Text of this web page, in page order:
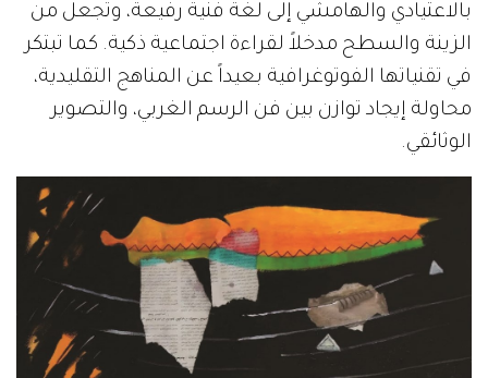
بالاعتيادي والهامشي إلى لغة فنية رفيعة، وتجعل من
الزينة والسطح مدخلاً لقراءة اجتماعية ذكية. كما تبتكر
في تقنياتها الفوتوغرافية بعيداً عن المناهج التقليدية،
محاولة إيجاد توازن بين فن الرسم الغربي، والتصوير
الوثائقي.